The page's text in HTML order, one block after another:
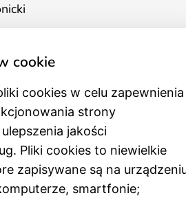
cookie
cookies w celu zapewnienia
strony
jakości
Pliki cookies to niewielkie
zapisywane są na
smartfonie;